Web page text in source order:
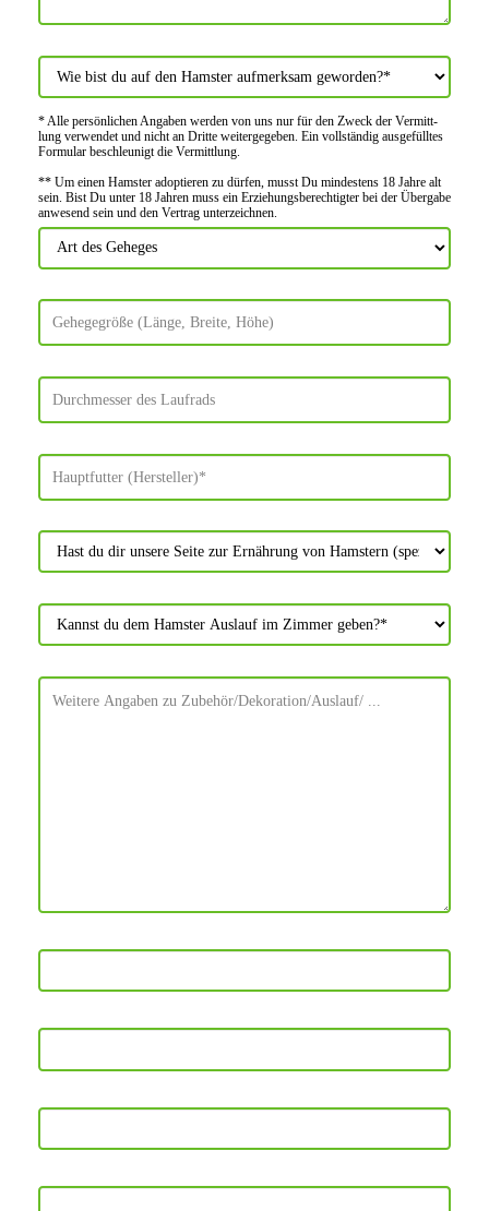
* Alle persön­lichen Angaben werden von uns nur für den Zweck der Vermitt­
lung verwendet und nicht an Dritte weiter­gegeben. Ein voll­ständig ausge­fülltes
Formular beschleu­nigt die Vermitt­lung.
** Um einen Hamster adoptieren zu dürfen, musst Du mindes­tens 18 Jahre alt
sein. Bist Du unter 18 Jahren muss ein Erziehungs­berechtigter bei der Über­gabe
anwes­end sein und den Vertrag unter­zeichnen.